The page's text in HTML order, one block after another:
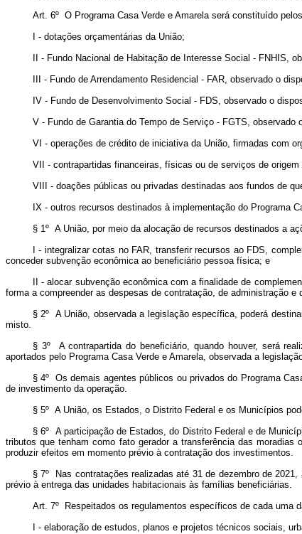
Art. 6º O Programa Casa Verde e Amarela será constituído
I - dotações orçamentárias da União;
II - Fundo Nacional de Habitação de Interesse Social - FNHIS,
III - Fundo de Arrendamento Residencial - FAR, observado o
IV - Fundo de Desenvolvimento Social - FDS, observado o
V - Fundo de Garantia do Tempo de Serviço - FGTS, observado
VI - operações de crédito de iniciativa da União, firmadas com
VII - contrapartidas financeiras, físicas ou de serviços de origem
VIII - doações públicas ou privadas destinadas aos fundos de
IX - outros recursos destinados à implementação do Programa
§ 1º A União, por meio da alocação de recursos destinados a
I - integralizar cotas no FAR, transferir recursos ao FDS,
conceder subvenção econômica ao beneficiário pessoa física; e
II - alocar subvenção econômica com a finalidade de
forma a compreender as despesas de contratação, de administração
§ 2º A União, observada a legislação específica, poderá
misto.
§ 3º A contrapartida do beneficiário, quando houver, será
aportados pelo Programa Casa Verde e Amarela, observada a
§ 4º Os demais agentes públicos ou privados do Programa
de investimento da operação.
§ 5º A União, os Estados, o Distrito Federal e os Municípios
§ 6º A participação de Estados, do Distrito Federal e de
tributos que tenham como fato gerador a transferência das
produzir efeitos em momento prévio à contratação dos investimentos.
§ 7º Nas contratações realizadas até 31 de dezembro de
prévio à entrega das unidades habitacionais às famílias beneficiárias.
Art. 7º Respeitados os regulamentos específicos de cada uma
I - elaboração de estudos, planos e projetos técnicos sociais,